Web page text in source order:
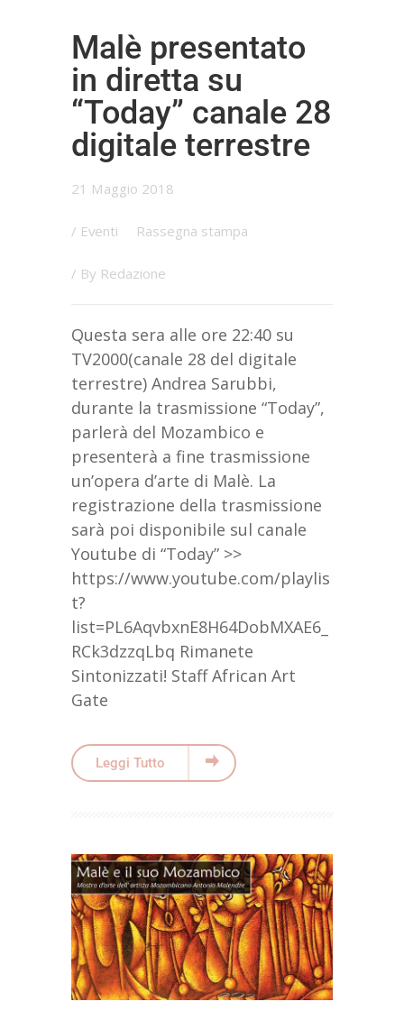
Malè presentato
in diretta su
“Today” canale 28
digitale terrestre
21 Maggio 2018
/ Eventi Rassegna stampa
/ By Redazione
Questa sera alle ore 22:40 su
TV2000(canale 28 del digitale
terrestre) Andrea Sarubbi,
durante la trasmissione “Today”,
parlerà del Mozambico e
presenterà a fine trasmissione
un’opera d’arte di Malè. La
registrazione della trasmissione
sarà poi disponibile sul canale
Youtube di “Today” >>
https://www.youtube.com/playlis
t?
list=PL6AqvbxnE8H64DobMXAE6_
RCk3dzzqLbq Rimanete
Sintonizzati! Staff African Art
Gate
Leggi Tutto